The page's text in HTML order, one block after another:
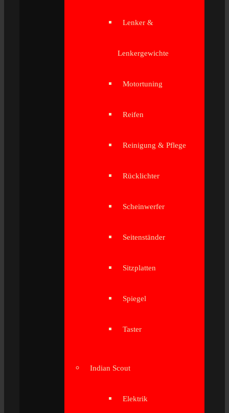
Lenker &
Lenkergewichte
Motortuning
Reifen
Reinigung & Pflege
Rücklichter
Scheinwerfer
Seitenständer
Sitzplatten
Spiegel
Taster
Indian Scout
Elektrik